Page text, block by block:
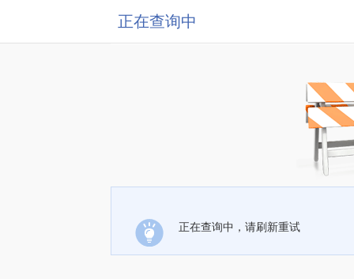
正在查询中
正在查询中，请刷新重试